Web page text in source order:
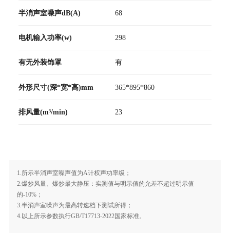
半消声室噪声dB(A) 68
电机输入功率(w) 298
有无外装饰罩 有
外形尺寸(深*宽*高)mm 365*895*860
排风量(m³/min) 23
1.所示半消声室噪声值为A计权声功率级；
2.爆炒风量、爆炒最大静压：实测值与明示值的允差不超过明示值
的-10%；
3.半消声室噪声为最高转速档下测试所得；
4.以上所示参数执行GB/T17713-2022国家标准。